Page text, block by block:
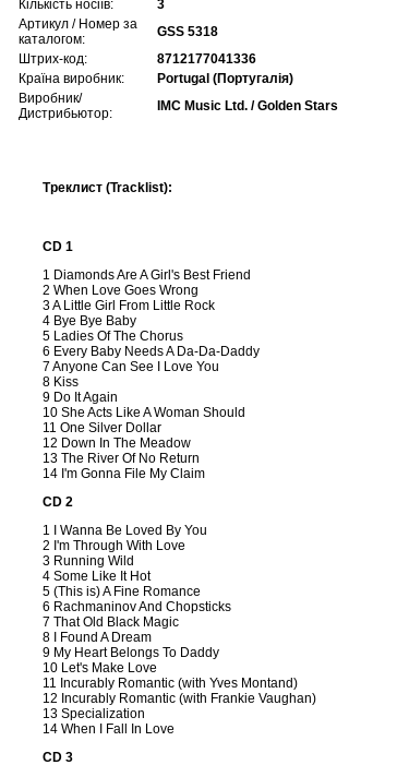
Кількість носіїв:
3
Артикул / Номер за
каталогом:
GSS 5318
Штрих-код:
8712177041336
Країна виробник:
Portugal (Португалія)
Виробник/
Дистрибьютор:
IMC Music Ltd. / Golden Stars
Треклист (Tracklist):
CD 1
1 Diamonds Are A Girl's Best Friend
2 When Love Goes Wrong
3 A Little Girl From Little Rock
4 Bye Bye Baby
5 Ladies Of The Chorus
6 Every Baby Needs A Da-Da-Daddy
7 Anyone Can See I Love You
8 Kiss
9 Do It Again
10 She Acts Like A Woman Should
11 One Silver Dollar
12 Down In The Meadow
13 The River Of No Return
14 I'm Gonna File My Claim
CD 2
1 I Wanna Be Loved By You
2 I'm Through With Love
3 Running Wild
4 Some Like It Hot
5 (This is) A Fine Romance
6 Rachmaninov And Chopsticks
7 That Old Black Magic
8 I Found A Dream
9 My Heart Belongs To Daddy
10 Let's Make Love
11 Incurably Romantic (with Yves Montand)
12 Incurably Romantic (with Frankie Vaughan)
13 Specialization
14 When I Fall In Love
CD 3